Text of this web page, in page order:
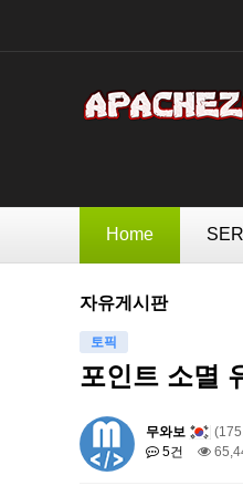
Home
자유게시판
토픽
포인트 소멸
무와보
5건